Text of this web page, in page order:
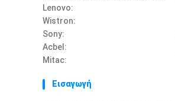
Lenovo:
Wistron:
Sony:
Acbel:
Mitac:
Εισαγωγή